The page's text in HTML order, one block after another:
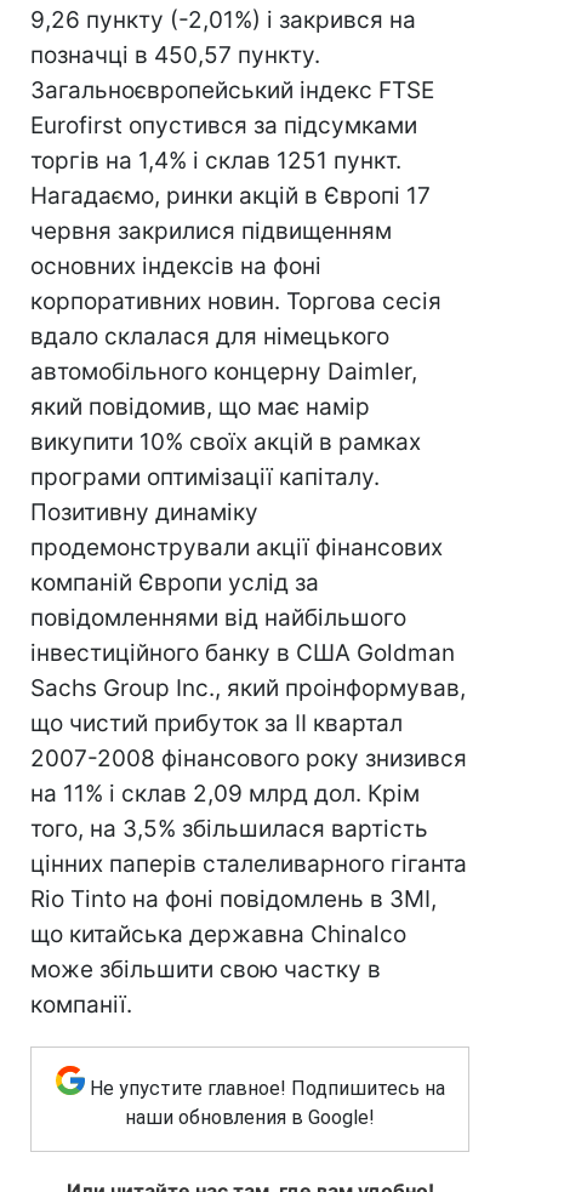
9,26 пункту (-2,01%) і закрився на
позначці в 450,57 пункту.
Загальноєвропейський індекс FTSE
Eurofirst опустився за підсумками
торгів на 1,4% і склав 1251 пункт.
Нагадаємо, ринки акцій в Європі 17
червня закрилися підвищенням
основних індексів на фоні
корпоративних новин. Торгова сесія
вдало склалася для німецького
автомобільного концерну Daimler,
який повідомив, що має намір
викупити 10% своїх акцій в рамках
програми оптимізації капіталу.
Позитивну динаміку
продемонстрували акції фінансових
компаній Європи услід за
повідомленнями від найбільшого
інвестиційного банку в США Goldman
Sachs Group Inc., який проінформував,
що чистий прибуток за II квартал
2007-2008 фінансового року знизився
на 11% і склав 2,09 млрд дол. Крім
того, на 3,5% збільшилася вартість
цінних паперів сталеливарного гіганта
Rio Tinto на фоні повідомлень в ЗМІ,
що китайська державна Chinalco
може збільшити свою частку в
компанії.
Не упустите главное! Подпишитесь на
наши обновления в Google!